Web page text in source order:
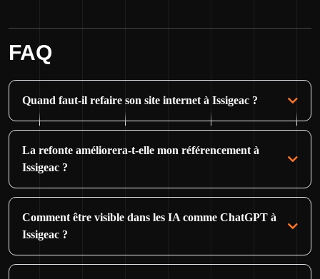
FAQ
Quand faut-il refaire son site internet à Issigeac ?
La refonte améliorera-t-elle mon référencement à
Issigeac ?
Comment être visible dans les IA comme ChatGPT à
Issigeac ?